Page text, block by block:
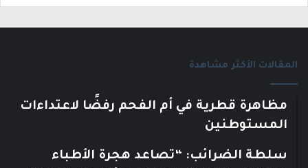
المقالات الأكثر مشاهدة
مظاهرة قطرية في أم الفحم رفضًا لاعتداءات
المستوطنين
سلطة الضرائب: “تصاعد هجرة الأطباء